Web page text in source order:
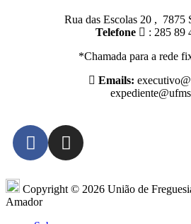
Rua das Escolas 20 , 7875
Telefone
: 285 89
*Chamada para a rede
Emails:
Copyright © 2026 União de
Amador